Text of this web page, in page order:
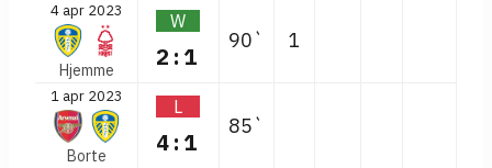
4 apr 2023
Hjemme
W
2:1
90` 1
1 apr 2023
Borte
L
4:1
85`